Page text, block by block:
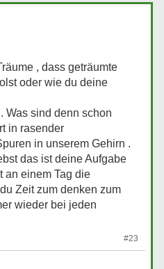
, dass geträumte
oder wie du deine
Was sind denn schon
in rasender
in unserem Gehirn .
das ist deine Aufgabe
an einem Tag die
Zeit zum denken zum
wieder bei jeden
#23